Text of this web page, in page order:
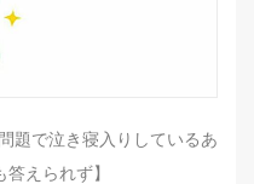
題で泣き寝入りしているあ
えられず】